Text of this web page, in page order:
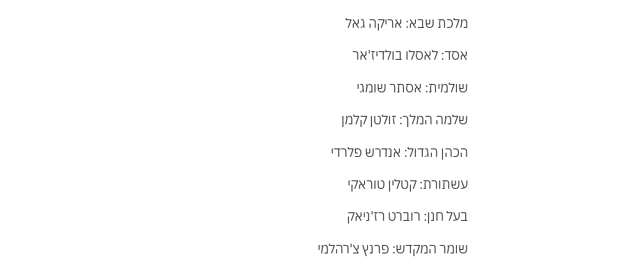
מלכת שבא: אריקה גאל
אסד: לאסלו בולדיז'אר
שולמית: אסתר שומגי
שלמה המלך: זולטן קלמן
הכהן הגדול: אנדרש פלרדי
עשתורת: קטלין טוראקי
בעל חנן: רוברט רז'ניאק
שומר המקדש: פרנץ צ'רהלמי